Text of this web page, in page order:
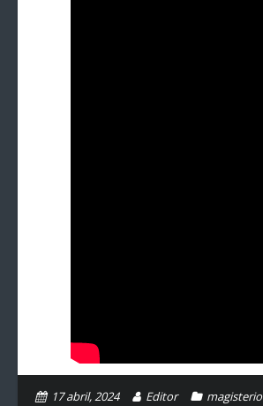
17 abril, 2024 Editor
magisterio